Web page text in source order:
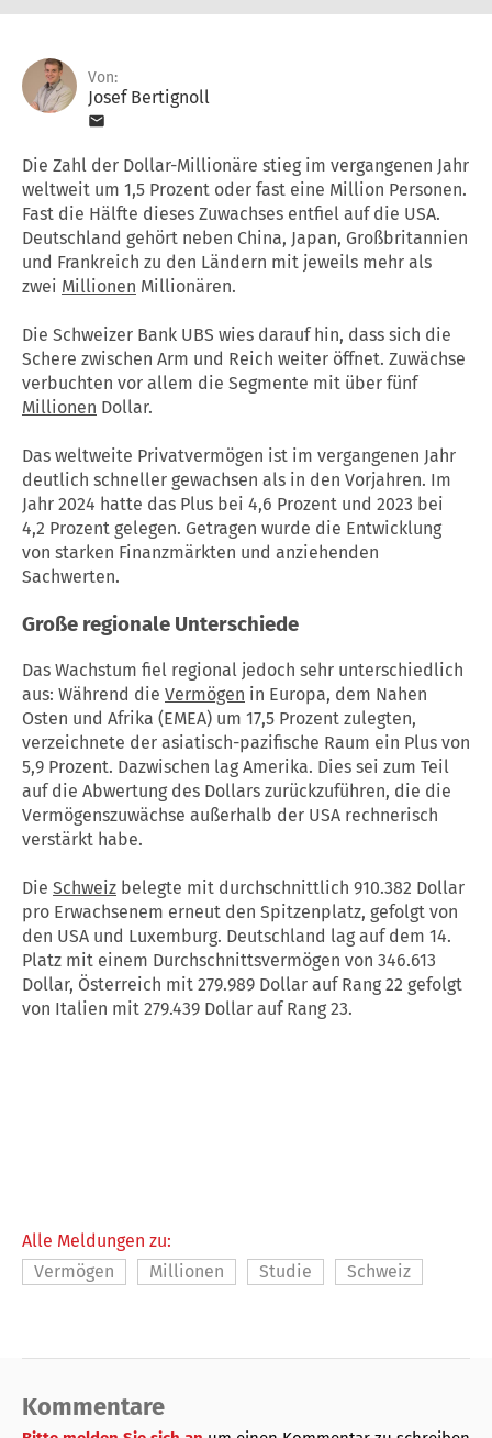
Von:
Josef Bertignoll
Die Zahl der Dollar-Millionäre stieg im vergangenen Jahr
weltweit um 1,5 Prozent oder fast eine Million Personen.
Fast die Hälfte dieses Zuwachses entfiel auf die USA.
Deutschland gehört neben China, Japan, Großbritannien
und Frankreich zu den Ländern mit jeweils mehr als
zwei Millionen Millionären.
Die Schweizer Bank UBS wies darauf hin, dass sich die
Schere zwischen Arm und Reich weiter öffnet. Zuwächse
verbuchten vor allem die Segmente mit über fünf
Millionen Dollar.
Das weltweite Privatvermögen ist im vergangenen Jahr
deutlich schneller gewachsen als in den Vorjahren. Im
Jahr 2024 hatte das Plus bei 4,6 Prozent und 2023 bei
4,2 Prozent gelegen. Getragen wurde die Entwicklung
von starken Finanzmärkten und anziehenden
Sachwerten.
Große regionale Unterschiede
Das Wachstum fiel regional jedoch sehr unterschiedlich
aus: Während die Vermögen in Europa, dem Nahen
Osten und Afrika (EMEA) um 17,5 Prozent zulegten,
verzeichnete der asiatisch-pazifische Raum ein Plus von
5,9 Prozent. Dazwischen lag Amerika. Dies sei zum Teil
auf die Abwertung des Dollars zurückzuführen, die die
Vermögenszuwächse außerhalb der USA rechnerisch
verstärkt habe.
Die Schweiz belegte mit durchschnittlich 910.382 Dollar
pro Erwachsenem erneut den Spitzenplatz, gefolgt von
den USA und Luxemburg. Deutschland lag auf dem 14.
Platz mit einem Durchschnittsvermögen von 346.613
Dollar, Österreich mit 279.989 Dollar auf Rang 22 gefolgt
von Italien mit 279.439 Dollar auf Rang 23.
Alle Meldungen zu:
Vermögen
Millionen Studie Schweiz
Kommentare